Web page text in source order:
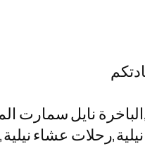
نايل سمارت
نيلية,رحلات عشاء